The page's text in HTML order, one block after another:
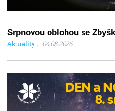
Srpnovou oblohou se
Aktuality 04.08.2026